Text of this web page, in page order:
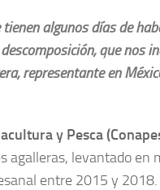
algunos días de
que nos
representante en
y Pesca
agalleras, levantado en
entre 2015 y 2018.